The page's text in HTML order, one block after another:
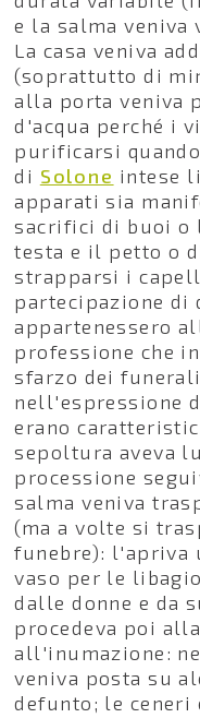
e la salma veniva
La casa veniva
(soprattutto di
alla porta veniva
d'acqua perché i
purificarsi
di Solone intese
apparati sia
sacrifici di buoi o
testa e il petto o
strapparsi i
partecipazione di
appartenessero
professione che
sfarzo dei
nell'espressione
erano
sepoltura aveva
processione
salma veniva
(ma a volte si
funebre): l'apriva
vaso per le
dalle donne e da
procedeva poi
all'inumazione:
veniva posta su
defunto; le ceneri